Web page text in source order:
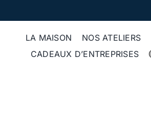
au
contenuLA MAISON NOS ATELIERS
CADEAUX D’ENTREPRISES